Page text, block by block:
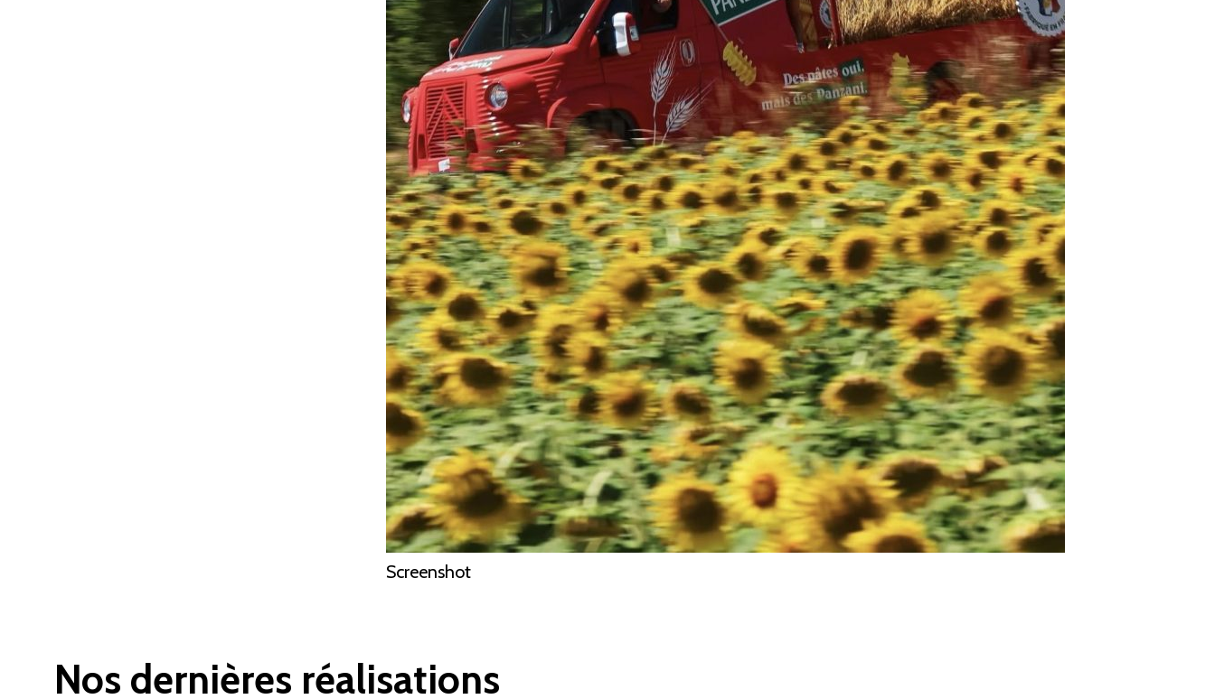
Screenshot
Nos dernières réalisations